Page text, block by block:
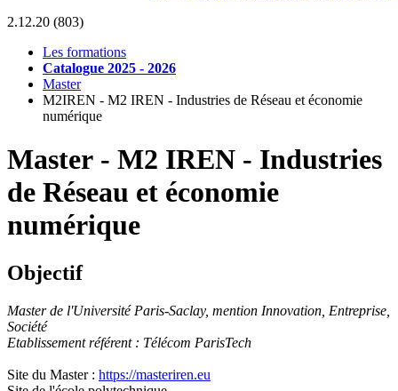
2.12.20 (803)
Les formations
Catalogue 2025 - 2026
Master
M2IREN - M2 IREN - Industries de Réseau et économie
numérique
Master - M2 IREN - Industries
de Réseau et économie
numérique
Objectif
Master de l'Université Paris-Saclay, mention Innovation, Entreprise,
Société
Etablissement référent : Télécom ParisTech
Site du Master : https://masteriren.eu